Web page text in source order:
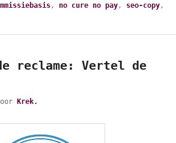
, no cure no pay, seo-copy,
reclame: Vertel de
Krek.